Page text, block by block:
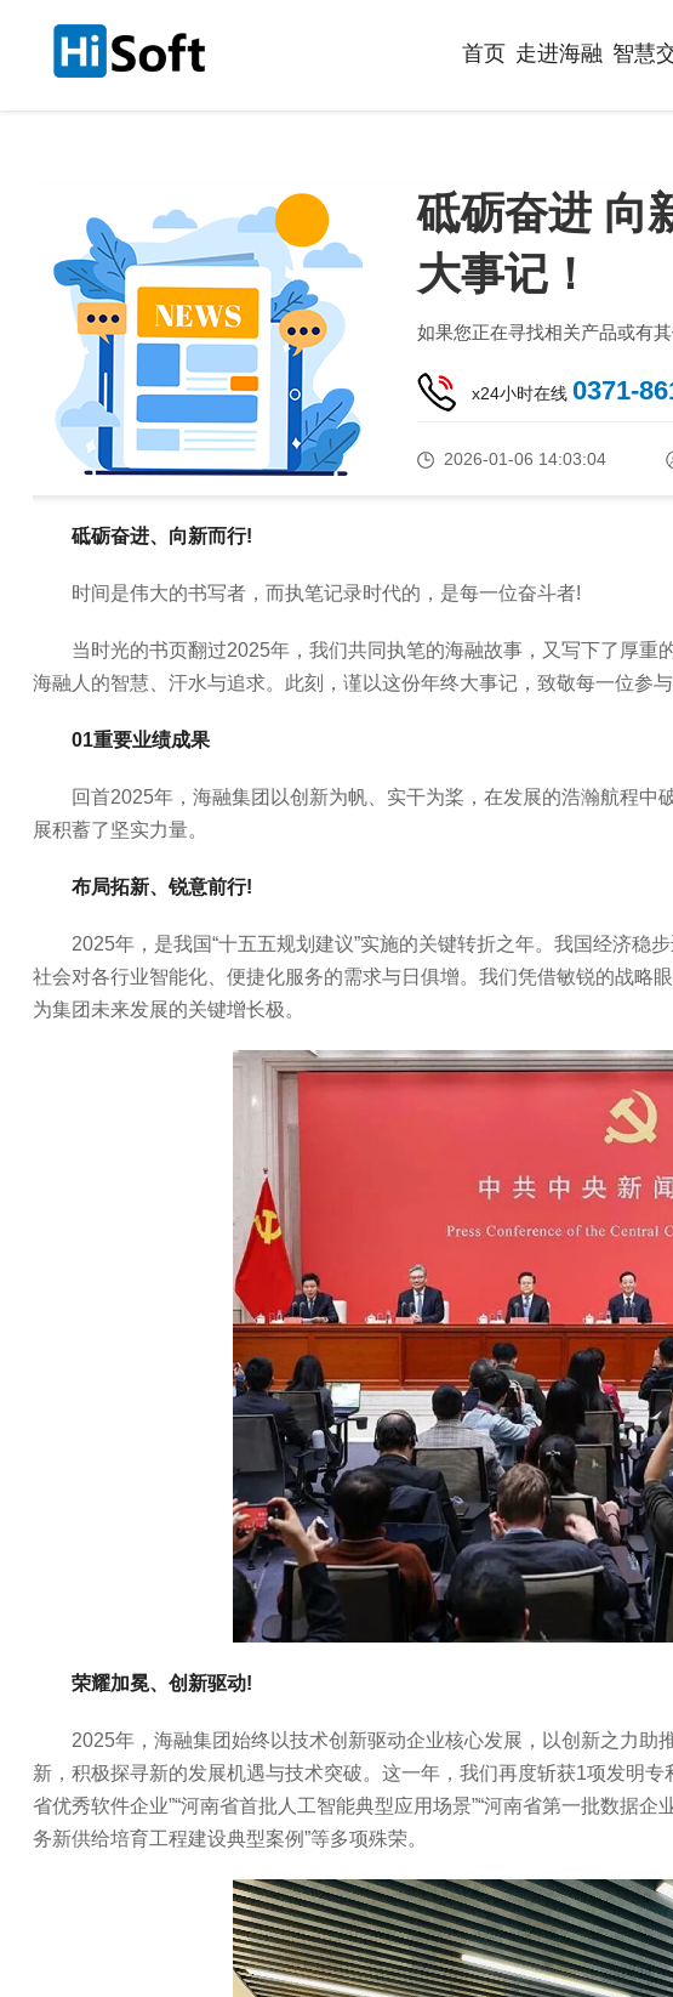
首页 走进海融 智慧
砥砺奋进 向
大事记！
如果您正在寻找相关产品或有
x24小时在线 0371-
2026-01-06 14:03:04
砥砺奋进、向新而行!
时间是伟大的书写者，而执笔记录时代的，是每一位奋斗者!
当时光的书页翻过2025年，我们共同执笔的海融故事，又写下了厚
海融人的智慧、汗水与追求。此刻，谨以这份年终大事记，致敬每一位参
01重要业绩成果
回首2025年，海融集团以创新为帆、实干为桨，在发展的浩瀚航程
展积蓄了坚实力量。
布局拓新、锐意前行!
2025年，是我国“十五五规划建议”实施的关键转折之年。我国经济稳
社会对各行业智能化、便捷化服务的需求与日俱增。我们凭借敏锐的战略
为集团未来发展的关键增长极。
荣耀加冕、创新驱动!
2025年，海融集团始终以技术创新驱动企业核心发展，以创新之力助
新，积极探寻新的发展机遇与技术突破。这一年，我们再度斩获1项发明
省优秀软件企业”“河南省首批人工智能典型应用场景”“河南省第一批数据企
务新供给培育工程建设典型案例”等多项殊荣。